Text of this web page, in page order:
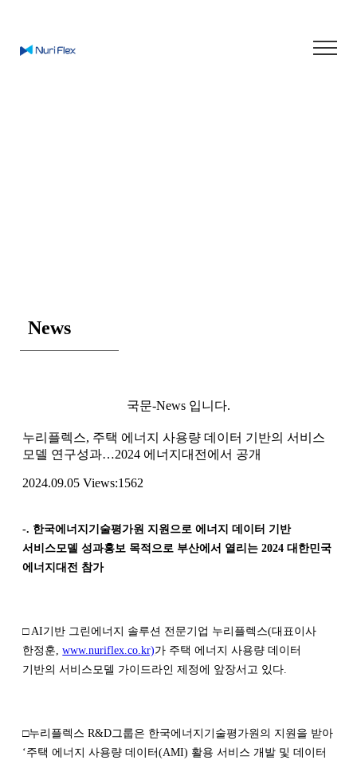
News
국문-News 입니다.
누리플렉스, 주택 에너지 사용량 데이터 기반의 서비스
모델 연구성과…2024 에너지대전에서 공개
2024.09.05 Views:1562
-. 한국에너지기술평가원 지원으로 에너지 데이터 기반
서비스모델 성과홍보 목적으로 부산에서 열리는 2024 대한민국
에너지대전 참가
□ AI기반 그린에너지 솔루션 전문기업 누리플렉스(대표이사
한정훈,www.nuriflex.co.kr)가 주택 에너지 사용량 데이터
기반의 서비스모델 가이드라인 제정에 앞장서고 있다.
□누리플렉스 R&D그룹은 한국에너지기술평가원의 지원을 받아
‘주택 에너지 사용량 데이터(AMI) 활용 서비스 개발 및 데이터